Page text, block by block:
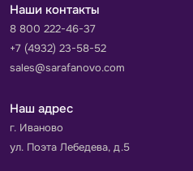
Наши контакты
8 800 222-46-37
+7 (4932) 23-58-52
sales@sarafanovo.com
Наш адрес
г. Иваново
ул. Поэта Лебедева, д.5